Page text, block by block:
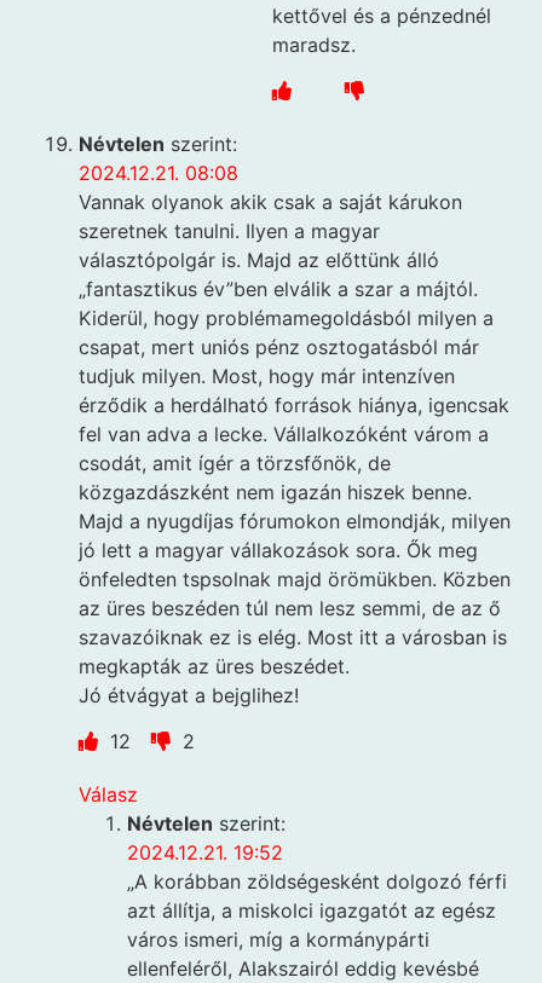
kettővel és a pénzednél
maradsz.
Névtelen szerint:
2024.12.21. 08:08
Vannak olyanok akik csak a saját kárukon
szeretnek tanulni. Ilyen a magyar
választópolgár is. Majd az előttünk álló
„fantasztikus év”ben elválik a szar a májtól.
Kiderül, hogy problémamegoldásból milyen a
csapat, mert uniós pénz osztogatásból már
tudjuk milyen. Most, hogy már intenzíven
érződik a herdálható források hiánya, igencsak
fel van adva a lecke. Vállalkozóként várom a
csodát, amit ígér a törzsfőnök, de
közgazdászként nem igazán hiszek benne.
Majd a nyugdíjas fórumokon elmondják, milyen
jó lett a magyar vállakozások sora. Ők meg
önfeledten tspsolnak majd örömükben. Közben
az üres beszéden túl nem lesz semmi, de az ő
szavazóiknak ez is elég. Most itt a városban is
megkapták az üres beszédet.
Jó étvágyat a bejglihez!
12
2
Válasz
Névtelen szerint:
2024.12.21. 19:52
„A korábban zöldségesként dolgozó férfi
azt állítja, a miskolci igazgatót az egész
város ismeri, míg a kormánypárti
ellenfeléről, Alakszairól eddig kevésbé